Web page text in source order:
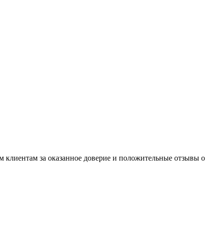
за оказанное доверие и положительные отзывы о